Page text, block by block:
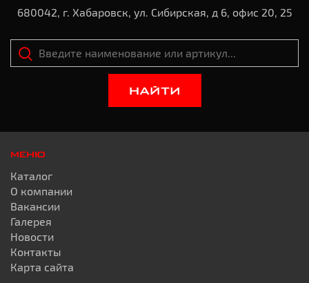
680042, г. Хабаровск, ул. Сибирская, д 6, офис 20, 25
НАЙТИ
МЕНЮ
Каталог
О компании
Вакансии
Галерея
Новости
Контакты
Карта сайта